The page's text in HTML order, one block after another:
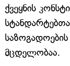
ქვეყნის
მცდელობაა.